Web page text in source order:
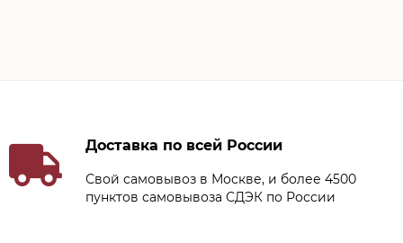
Доставка по всей России
Свой самовывоз в Москве, и более 4500
пунктов самовывоза СДЭК по России